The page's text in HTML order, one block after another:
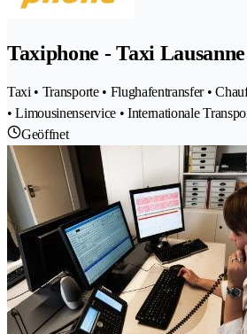
Taxiphone - Taxi
Taxi • Transporte • Flughafentransfer •
• Limousinenservice • Internationale
Geöffnet